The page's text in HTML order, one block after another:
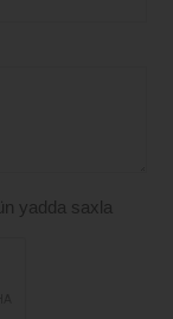
yadda saxla